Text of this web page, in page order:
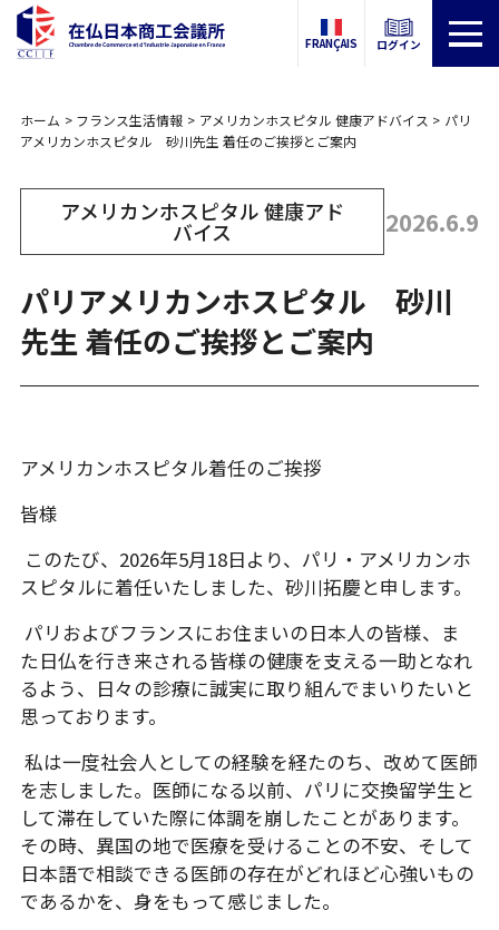
FRANÇAIS ログイン
ホーム フランス生活情報 アメリカンホスピタル 健康アドバイス
パリ
アメリカンホスピタル 砂川先生 着任のご挨拶とご案内
アメリカンホスピタル 健康アド
バイス 2026.6.9
パリアメリカンホスピタル 砂川
先生 着任のご挨拶とご案内
アメリカンホスピタル着任のご挨拶
皆様
このたび、2026年5月18日より、パリ・アメリカンホ
スピタルに着任いたしました、砂川拓慶と申します。
パリおよびフランスにお住まいの日本人の皆様、ま
た日仏を行き来される皆様の健康を支える一助となれ
るよう、日々の診療に誠実に取り組んでまいりたいと
思っております。
私は一度社会人としての経験を経たのち、改めて医師
を志しました。医師になる以前、パリに交換留学生と
して滞在していた際に体調を崩したことがあります。
その時、異国の地で医療を受けることの不安、そして
日本語で相談できる医師の存在がどれほど心強いもの
であるかを、身をもって感じました。